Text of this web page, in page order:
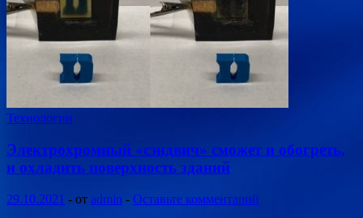
Технологии
Электрохромный «сэндвич» сможет и обогреть,
и охладить поверхность зданий
29.10.2021 - от admin - Оставьте комментарий